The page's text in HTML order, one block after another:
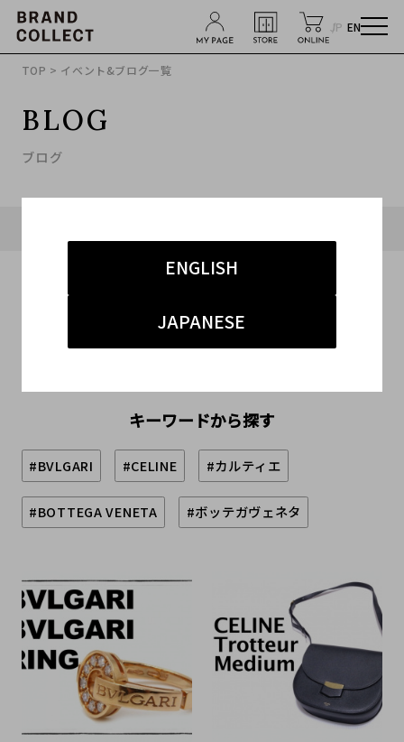
JP EN
ENGLISH
JAPANESE
TOP > イベント&ブログ一覧
BLOG
ブログ
キーワードから探す
#BVLGARI #CELINE #カルティエ
#BOTTEGA VENETA #ボッテガヴェネタ